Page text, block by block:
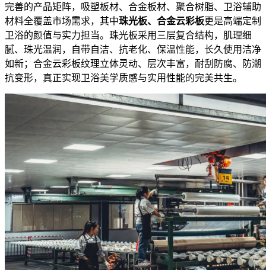
完善的产品矩阵，吸塑板材、合金板材、聚合树脂、卫浴辅助
材料全覆盖市场需求，其中珠光板、合金云彩板更是高端定制
卫浴的颜值与实力担当。珠光板采用三层复合结构，肌理细
腻、珠光温润，自带自洁、抗老化、保温性能，长久使用洁净
如新；合金云彩板纹理立体灵动、层次丰富，耐刮防腐、防潮
抗变形，真正实现卫浴美学质感与实用性能的完美共生。